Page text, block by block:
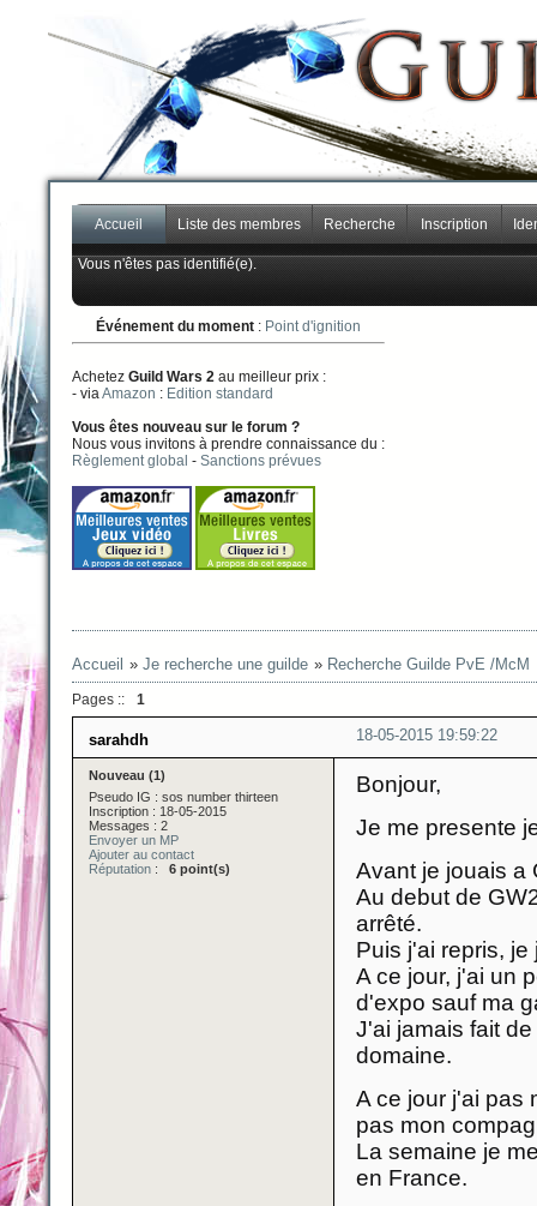
Accueil Liste des membres Recherche Inscription
Vous n'êtes pas identifié(e).
Événement du moment : Point d'ignition
Achetez Guild Wars 2 au meilleur prix :
- viaAmazon : Edition standard
Vous êtes nouveau sur le forum ?
Nous vous invitons à prendre connaissance du :
Règlement global - Sanctions prévues
Accueil »Je recherche une guilde » Recherche Guilde PvE /McM
Pages :: 1
18-05-2015 19:59:22
sarahdh
Nouveau (1)
Pseudo IG : sos number thirteen
Inscription : 18-05-2015
Messages : 2
Envoyer un MP
Ajouter au contact
Réputation : 6 point(s)
Bonjour,
Je me presente
Avant je jouais a
Au debut de
arrêté.
Puis j'ai repris,
A ce jour, j'ai un
d'expo sauf ma
J'ai jamais fait
domaine.
A ce jour j'ai pas
pas mon
La semaine je
en France.